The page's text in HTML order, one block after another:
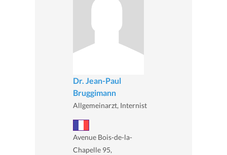
Dr. Jean-Paul
Bruggimann
Allgemeinarzt, Internist
Avenue Bois-de-la-
Chapelle 95,